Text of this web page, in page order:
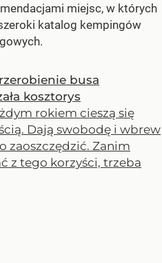
miejsc, w których
katalog kempingów
busa
kosztorys
rokiem cieszą się
Dają swobodę i wbrew
zaoszczędzić. Zanim
z tego korzyści, trzeba